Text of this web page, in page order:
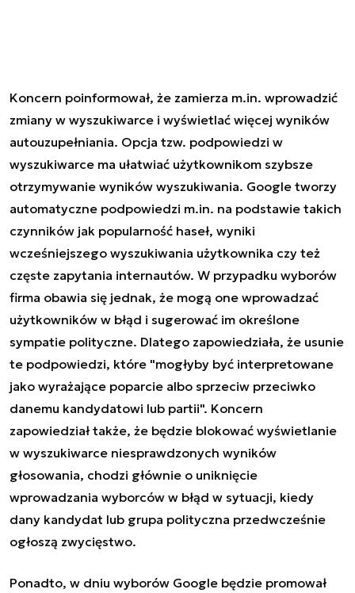
Koncern poinformował, że zamierza m.in. wprowadzić
zmiany w wyszukiwarce i wyświetlać więcej wyników
autouzupełniania. Opcja tzw. podpowiedzi w
wyszukiwarce ma ułatwiać użytkownikom szybsze
otrzymywanie wyników wyszukiwania. Google tworzy
automatyczne podpowiedzi m.in. na podstawie takich
czynników jak popularność haseł, wyniki
wcześniejszego wyszukiwania użytkownika czy też
częste zapytania internautów. W przypadku wyborów
firma obawia się jednak, że mogą one wprowadzać
użytkowników w błąd i sugerować im określone
sympatie polityczne. Dlatego zapowiedziała, że usunie
te podpowiedzi, które "mogłyby być interpretowane
jako wyrażające poparcie albo sprzeciw przeciwko
danemu kandydatowi lub partii". Koncern
zapowiedział także, że będzie blokować wyświetlanie
w wyszukiwarce niesprawdzonych wyników
głosowania, chodzi głównie o uniknięcie
wprowadzania wyborców w błąd w sytuacji, kiedy
dany kandydat lub grupa polityczna przedwcześnie
ogłoszą zwycięstwo.
Ponadto, w dniu wyborów Google będzie promował